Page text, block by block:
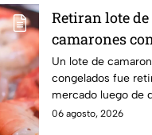
Retiran lote de
camarones
por riesgo
detectan
España
Un lote de
congelados fue
mercado luego de
presencia de
06 agosto, 2026